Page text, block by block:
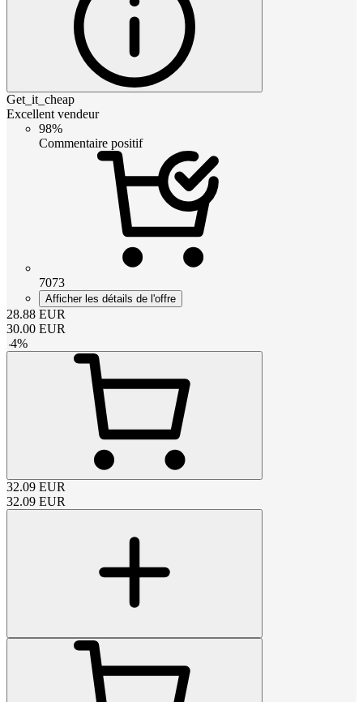
Get_it_cheap
Excellent vendeur
98%
Commentaire positif
7073
Afficher les détails de l'offre
28.88 EUR
30.00 EUR
-4%
32.09 EUR
32.09 EUR